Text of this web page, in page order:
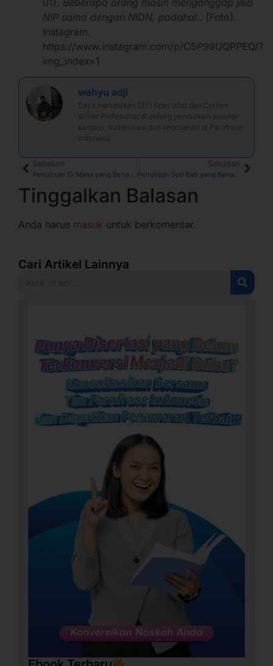
NIP sama dengan NIDN, padahal.. [Foto].
Instagram.
https://www.instagram.com/p/C5P99UQPPEQ/?
img_index=1
wahyu adji
Saya merupakan SEO Specialist dan Conten
Writer Profesional di bidang pendidikan seputar
kampus, mahasiswa dan kedosenan di Parafrase
Indonesia
Sebelum Sesudah
Tinggalkan Balasan
Anda harus masuk untuk berkomentar.
Cari Artikel Lainnya